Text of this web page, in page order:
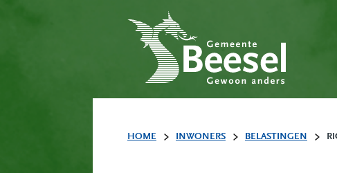
HOME INWONERS BELASTINGEN